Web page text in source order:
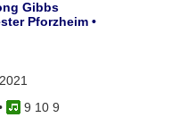
Gibbs
Pforzheim •
9 10 9